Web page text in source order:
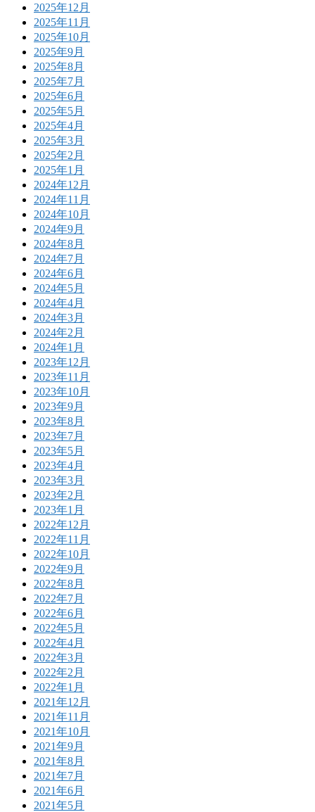
2025年12月
2025年11月
2025年10月
2025年9月
2025年8月
2025年7月
2025年6月
2025年5月
2025年4月
2025年3月
2025年2月
2025年1月
2024年12月
2024年11月
2024年10月
2024年9月
2024年8月
2024年7月
2024年6月
2024年5月
2024年4月
2024年3月
2024年2月
2024年1月
2023年12月
2023年11月
2023年10月
2023年9月
2023年8月
2023年7月
2023年5月
2023年4月
2023年3月
2023年2月
2023年1月
2022年12月
2022年11月
2022年10月
2022年9月
2022年8月
2022年7月
2022年6月
2022年5月
2022年4月
2022年3月
2022年2月
2022年1月
2021年12月
2021年11月
2021年10月
2021年9月
2021年8月
2021年7月
2021年6月
2021年5月